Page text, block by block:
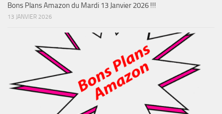
Bons Plans Amazon du Mardi 13 Janvier 2026 !!!
13 JANVIER 2026